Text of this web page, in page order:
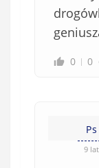
0 0
Ps
9